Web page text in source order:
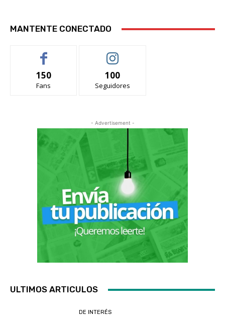
MANTENTE CONECTADO
150
Fans
100
Seguidores
- Advertisement -
ULTIMOS ARTICULOS
DE INTERÉS